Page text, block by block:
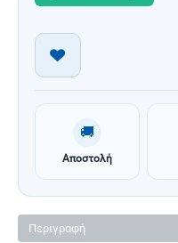
🚚
Αποστολή
Περιγραφή